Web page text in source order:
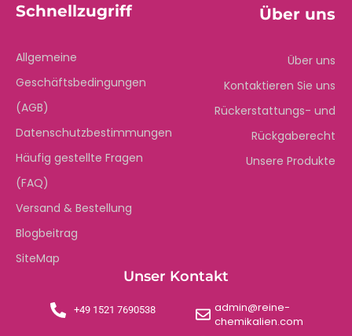
Schnellzugriff
Allgemeine
Geschäftsbedingungen
(AGB)
Datenschutzbestimmungen
Häufig gestellte Fragen
(FAQ)
Versand & Bestellung
Blogbeitrag
SiteMap
Über uns
Über uns
Kontaktieren Sie uns
Rückerstattungs- und
Rückgaberecht
Unsere Produkte
Unser Kontakt
+49 1521 7690538
admin@reine-
chemikalien.com